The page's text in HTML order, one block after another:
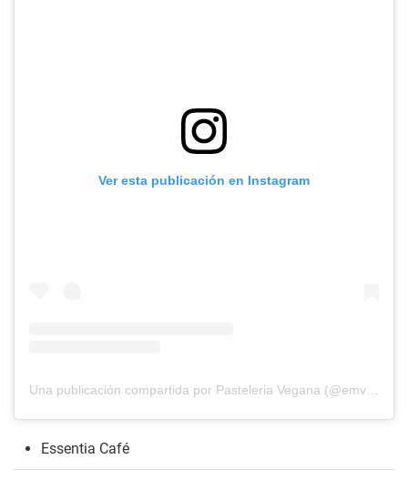
Ver esta publicación en Instagram
Una publicación compartida por Pasteleria Vegana (@emvegansweets)
Essentia Café